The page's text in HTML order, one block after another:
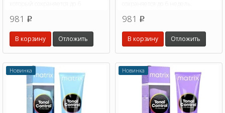
981 p
В корзину Отложить
981 p
В корзину Отложить
Новинка Новинка